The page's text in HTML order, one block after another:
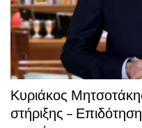
Κυριάκος
στήριξης –